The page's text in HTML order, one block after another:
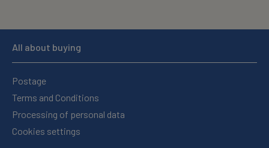
All about buying
Postage
Terms and Conditions
Processing of personal data
Cookies settings